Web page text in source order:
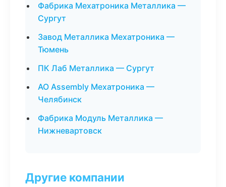
Фабрика Мехатроника Металлика —
Сургут
Завод Металлика Мехатроника —
Тюмень
ПК Лаб Металлика — Сургут
АО Assembly Мехатроника —
Челябинск
Фабрика Модуль Металлика —
Нижневартовск
Другие компании